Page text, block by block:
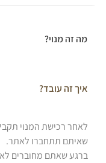
מה זה מנוי?
איך זה עובד?
לאחר רכישת המנוי
שאיתם תתחברו לאתר.
ברגע שאתם מחוברים